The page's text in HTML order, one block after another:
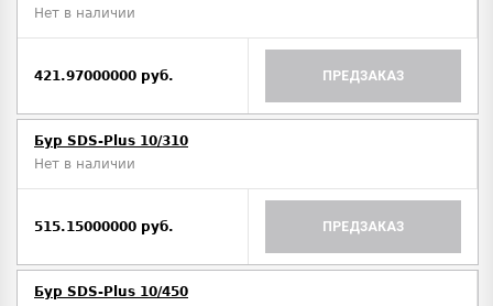
Нет в наличии
421.97000000 руб. ПРЕДЗАКАЗ
Бур SDS-Plus 10/310
Нет в наличии
515.15000000 руб. ПРЕДЗАКАЗ
Бур SDS-Plus 10/450